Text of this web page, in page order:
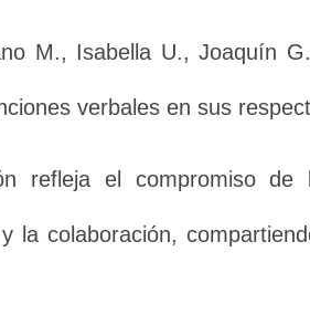
M., Isabella U., Joaquín
verbales en sus
refleja el compromiso
la colaboración,